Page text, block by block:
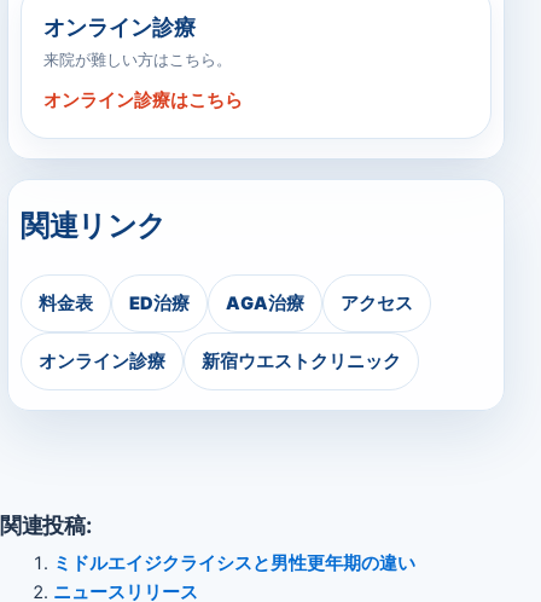
オンライン診療
来院が難しい方はこちら。
オンライン診療はこちら
関連リンク
料金表 ED治療 AGA治療 アクセス
オンライン診療 新宿ウエストクリニック
関連投稿:
ミドルエイジクライシスと男性更年期の違い
ニュースリリース